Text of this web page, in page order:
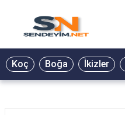
BİYOGRAFİ
GALERİ
Koç Boğa İkizler